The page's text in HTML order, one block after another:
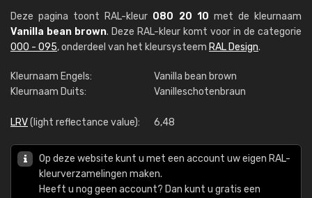
Deze pagina toont RAL-kleur 080 20 10 met de kleurnaam
Vanilla bean brown. Deze RAL-kleur komt voor in de categorie
000 - 095, onderdeel van het kleursysteem RAL Design.
Kleurnaam Engels:
Vanilla bean brown
Kleurnaam Duits:
Vanilleschotenbraun
LRV(light reflectance value): 6,48
Op deze website kunt u met een account uw eigen RAL-
kleurverzamelingen maken.
Heeft u nog geen account? Dan kunt u gratis een